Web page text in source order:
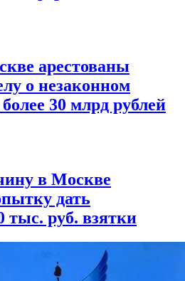
арестованы
о незаконном
30 млрд рублей
в Москве
дать
тыс. руб. взятки